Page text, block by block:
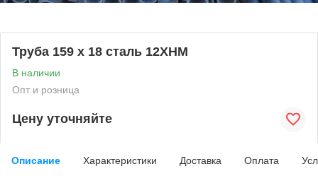
Труба 159 х 18 сталь 12ХНМ
В наличии
Опт и розница
Цену уточняйте
Описание Характеристики Доставка Оплата